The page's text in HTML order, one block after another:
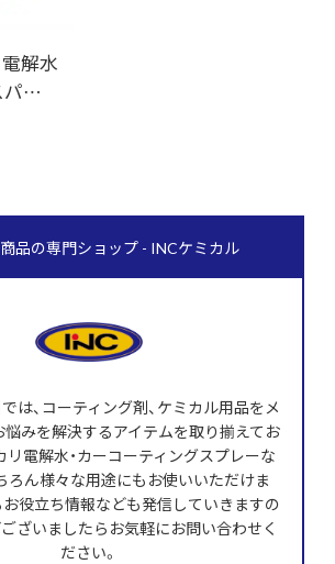
解水
パ…
品の専門ショップ - INCケミカル
では、コーティング剤、ケミカル用品をメ
みを解決するアイテムを取り揃えてお
リ電解水・カーコーティングスプレーな
ろん様々な用途にもお使いいただけま
役立ち情報なども発信していきますの
ざいましたらお気軽にお問い合わせく
ださい。